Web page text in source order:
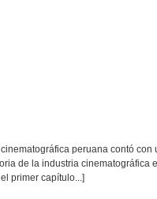
peruana contó
de la industria cinematográfica
primer capítulo...]